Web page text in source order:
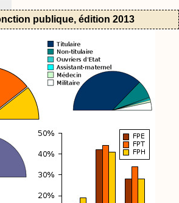
publique, édition 2013